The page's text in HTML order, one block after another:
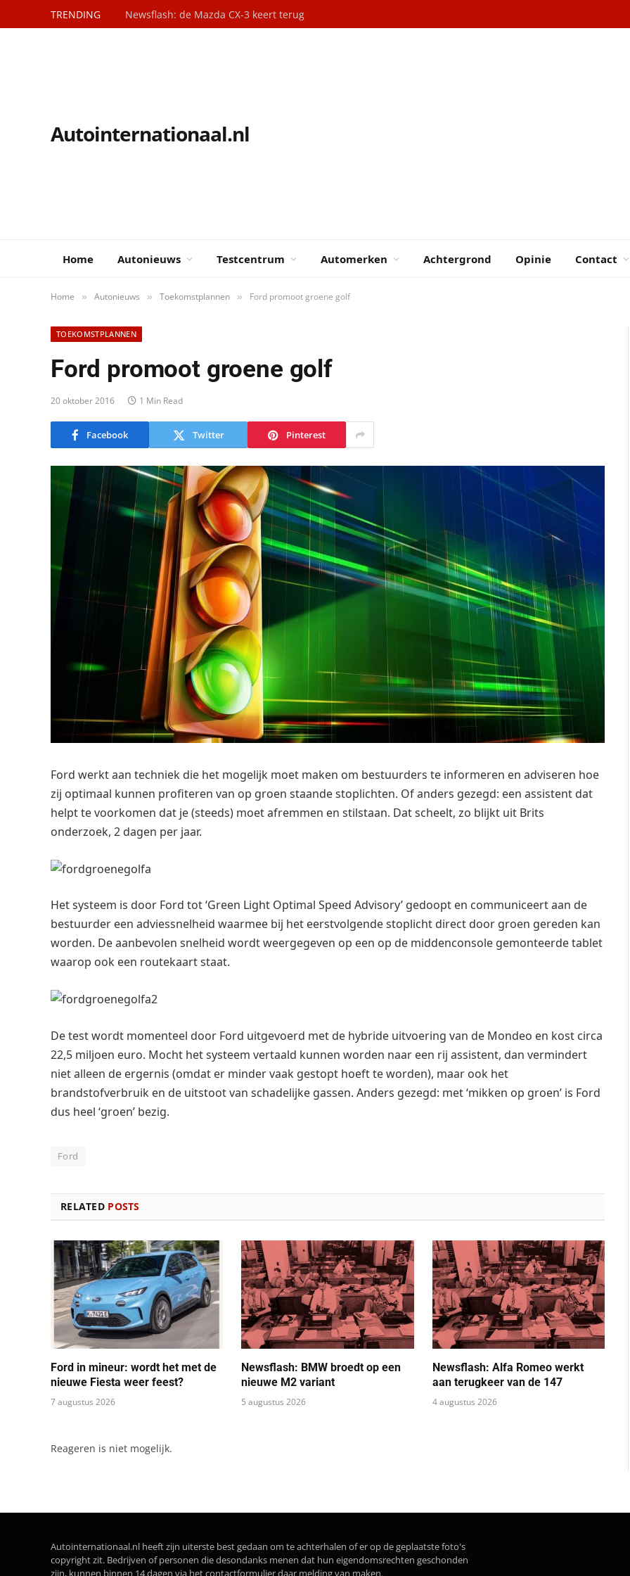
TRENDING Newsflash: de Mazda CX-3 keert terug
Autointernationaal.nl
Home Autonieuws Testcentrum Automerken Achtergrond Opinie Contact
Home » Autonieuws » Toekomstplannen » Ford promoot groene golf
TOEKOMSTPLANNEN
Ford promoot groene golf
20 oktober 2016 1 Min Read
Facebook Twitter Pinterest
Ford werkt aan techniek die het mogelijk moet maken om bestuurders te informeren en adviseren hoe
zij optimaal kunnen profiteren van op groen staande stoplichten. Of anders gezegd: een assistent dat
helpt te voorkomen dat je (steeds) moet afremmen en stilstaan. Dat scheelt, zo blijkt uit Brits
onderzoek, 2 dagen per jaar.
Het systeem is door Ford tot ‘Green Light Optimal Speed Advisory’ gedoopt en communiceert aan de
bestuurder een adviessnelheid waarmee bij het eerstvolgende stoplicht direct door groen gereden kan
worden. De aanbevolen snelheid wordt weergegeven op een op de middenconsole gemonteerde tablet
waarop ook een routekaart staat.
De test wordt momenteel door Ford uitgevoerd met de hybride uitvoering van de Mondeo en kost circa
22,5 miljoen euro. Mocht het systeem vertaald kunnen worden naar een rij assistent, dan vermindert
niet alleen de ergernis (omdat er minder vaak gestopt hoeft te worden), maar ook het
brandstofverbruik en de uitstoot van schadelijke gassen. Anders gezegd: met ‘mikken op groen’ is Ford
dus heel ‘groen’ bezig.
Ford
RELATED POSTS
Ford in mineur: wordt het met de
nieuwe Fiesta weer feest?
7 augustus 2026
Newsflash: BMW broedt op een
nieuwe M2 variant
5 augustus 2026
Newsflash: Alfa Romeo werkt
aan terugkeer van de 147
4 augustus 2026
Reageren is niet mogelijk.
Autointernationaal.nl heeft zijn uiterste best gedaan om te achterhalen of er op de geplaatste foto's
copyright zit. Bedrijven of personen die desondanks menen dat hun eigendomsrechten geschonden